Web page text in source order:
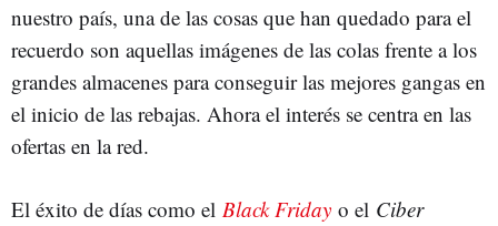
nuestro país, una de las cosas que han quedado para el
recuerdo son aquellas imágenes de las colas frente a los
grandes almacenes para conseguir las mejores gangas en
el inicio de las rebajas. Ahora el interés se centra en las
ofertas en la red.
El éxito de días como el Black Friday o el Ciber